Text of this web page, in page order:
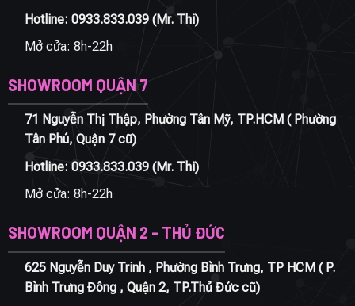
Hotline: 0933.833.039(Mr. Thi)
Mở cửa: 8h-22h
SHOWROOM QUẬN 7
71 Nguyễn Thị Thập, Phường Tân Mỹ, TP.HCM ( Phường
Tân Phú, Quận 7 cũ)
Hotline: 0933.833.039(Mr. Thi)
Mở cửa: 8h-22h
SHOWROOM QUẬN 2 - THỦ ĐỨC
625 Nguyễn Duy Trinh , Phường Bình Trưng, TP HCM ( P.
Bình Trưng Đông , Quận 2, TP.Thủ Đức cũ)